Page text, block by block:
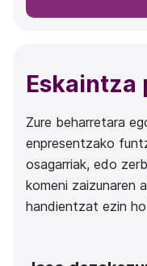
Eskaintza
Zure beharretara
enpresentzako
osagarriak, edo
komeni zaizunaren
handientzat ezin